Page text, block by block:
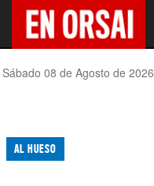
Sábado 08 de Agosto de 2026
AL HUESO